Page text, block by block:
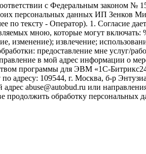
с Федеральным законом №
персональных данных ИП Зенков
по тексту - Оператор). 1. Согласие
мною, которые могут включать:
изменение); извлечение;
предоставление мне услуг/
в мой адрес информации о
программы для ЭВМ «1С-
адресу: 109544, г. Москва, б-р
abuse@autobud.ru или
продолжить обработку